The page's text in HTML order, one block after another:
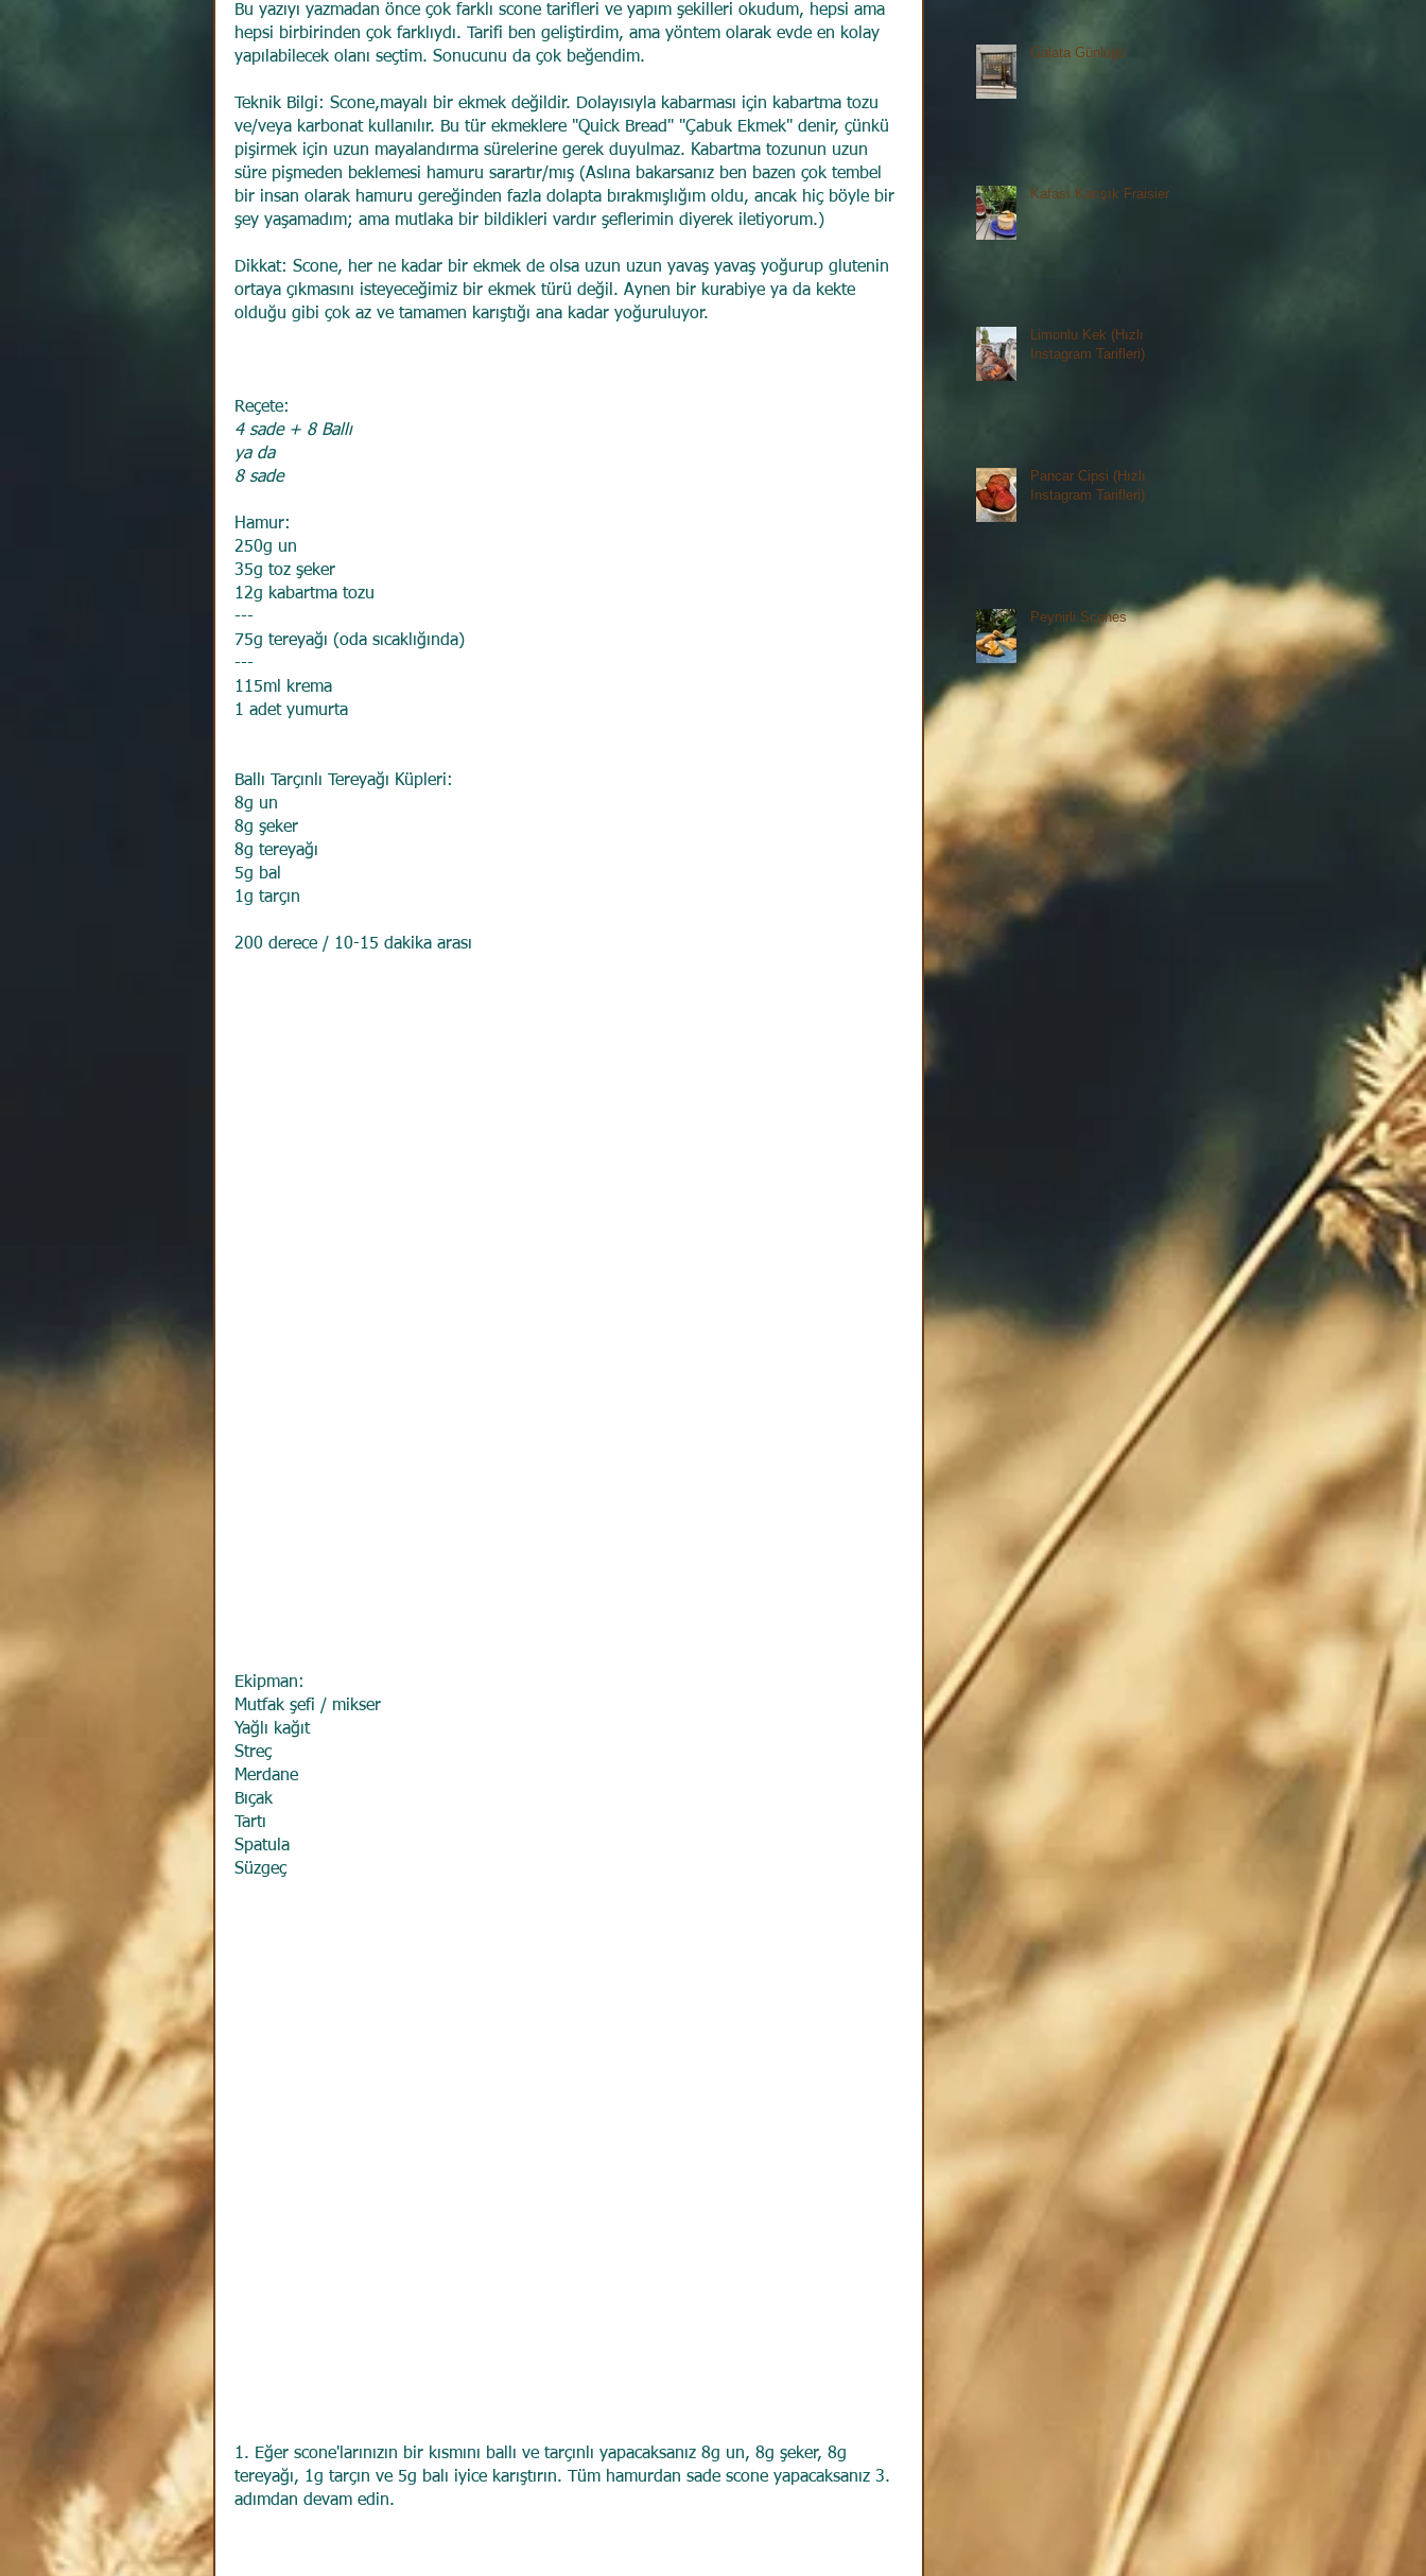
Bu yazıyı yazmadan önce çok farklı scone tarifleri ve yapım şekilleri okudum, hepsi ama
hepsi birbirinden çok farklıydı. Tarifi ben geliştirdim, ama yöntem olarak evde en kolay
yapılabilecek olanı seçtim. Sonucunu da çok beğendim.
Teknik Bilgi: Scone,mayalı bir ekmek değildir. Dolayısıyla kabarması için kabartma tozu
ve/veya karbonat kullanılır. Bu tür ekmeklere "Quick Bread" "Çabuk Ekmek" denir, çünkü
pişirmek için uzun mayalandırma sürelerine gerek duyulmaz. Kabartma tozunun uzun
süre pişmeden beklemesi hamuru sarartır/mış (Aslına bakarsanız ben bazen çok tembel
bir insan olarak hamuru gereğinden fazla dolapta bırakmışlığım oldu, ancak hiç böyle bir
şey yaşamadım; ama mutlaka bir bildikleri vardır şeflerimin diyerek iletiyorum.)
Dikkat: Scone, her ne kadar bir ekmek de olsa uzun uzun yavaş yavaş yoğurup glutenin
ortaya çıkmasını isteyeceğimiz bir ekmek türü değil. Aynen bir kurabiye ya da kekte
olduğu gibi çok az ve tamamen karıştığı ana kadar yoğuruluyor.
Reçete:
4 sade + 8 Ballı
ya da
8 sade
Hamur:
250g un
35g toz şeker
12g kabartma tozu
---
75g tereyağı (oda sıcaklığında)
---
115ml krema
1 adet yumurta
Ballı Tarçınlı Tereyağı Küpleri:
8g un
8g şeker
8g tereyağı
5g bal
1g tarçın
200 derece / 10-15 dakika arası
Ekipman:
Mutfak şefi / mikser
Yağlı kağıt
Streç
Merdane
Bıçak
Tartı
Spatula
Süzgeç
1. Eğer scone'larınızın bir kısmını ballı ve tarçınlı yapacaksanız 8g un, 8g şeker, 8g
tereyağı, 1g tarçın ve 5g balı iyice karıştırın. Tüm hamurdan sade scone yapacaksanız 3.
adımdan devam edin.
Galata Günlüğü
Kafası Karışık Fraisier
Limonlu Kek (Hızlı
Instagram Tarifleri)
Pancar Cipsi (Hızlı
Instagram Tarifleri)
Peynirli Scones